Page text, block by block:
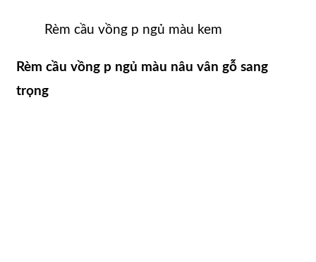
Rèm cầu vồng p ngủ màu kem
Rèm cầu vồng p ngủ màu nâu vân gỗ sang
trọng